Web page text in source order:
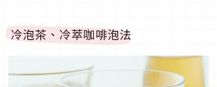
冷泡茶、冷萃咖啡泡法